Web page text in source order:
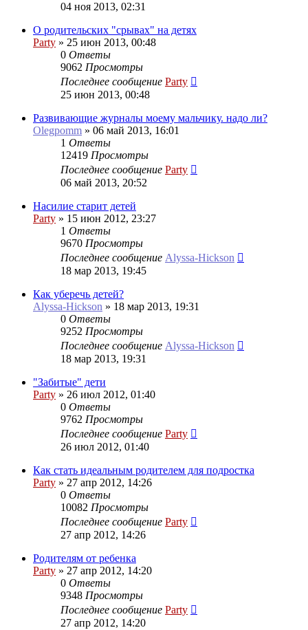
04 ноя 2013, 02:31
О родительских "срывах" на детях
Party » 25 июн 2013, 00:48
0 Ответы
9062 Просмотры
Последнее сообщение Party
25 июн 2013, 00:48
Развивающие журналы моему мальчику. надо ли?
Olegpomm » 06 май 2013, 16:01
1 Ответы
12419 Просмотры
Последнее сообщение Party
06 май 2013, 20:52
Насилие старит детей
Party » 15 июн 2012, 23:27
1 Ответы
9670 Просмотры
Последнее сообщение Alyssa-Hickson
18 мар 2013, 19:45
Как уберечь детей?
Alyssa-Hickson » 18 мар 2013, 19:31
0 Ответы
9252 Просмотры
Последнее сообщение Alyssa-Hickson
18 мар 2013, 19:31
"Забитые" дети
Party » 26 июл 2012, 01:40
0 Ответы
9762 Просмотры
Последнее сообщение Party
26 июл 2012, 01:40
Как стать идеальным родителем для подростка
Party » 27 апр 2012, 14:26
0 Ответы
10082 Просмотры
Последнее сообщение Party
27 апр 2012, 14:26
Родителям от ребенка
Party » 27 апр 2012, 14:20
0 Ответы
9348 Просмотры
Последнее сообщение Party
27 апр 2012, 14:20